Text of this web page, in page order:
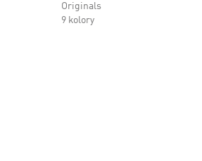
Originals
9 kolory